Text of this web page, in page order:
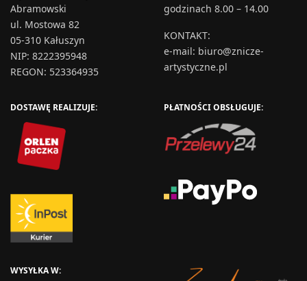
Abramowski
ul. Mostowa 82
05-310 Kałuszyn
NIP: 8222395948
REGON: 523364935
godzinach 8.00 – 14.00
KONTAKT:
e-mail: biuro@znicze-
artystyczne.pl
DOSTAWĘ REALIZUJE: PŁATNOŚCI OBSŁUGUJE:
WYSYŁKA W: